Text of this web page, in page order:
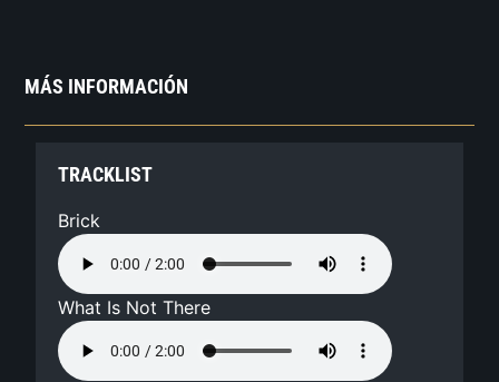
MÁS INFORMACIÓN
TRACKLIST
Brick
What Is Not There